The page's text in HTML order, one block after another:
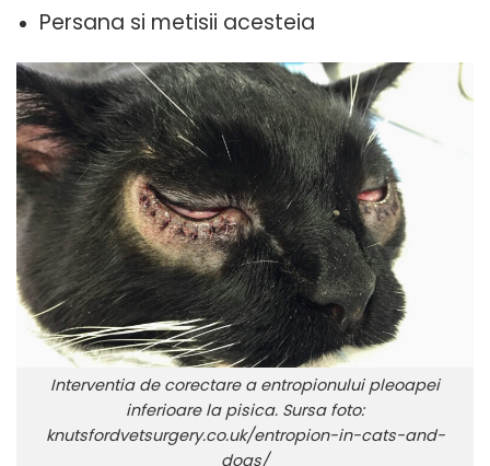
Persana si metisii acesteia
Interventia de corectare a entropionului pleoapei
inferioare la pisica. Sursa foto:
knutsfordvetsurgery.co.uk/entropion-in-cats-and-
dogs/